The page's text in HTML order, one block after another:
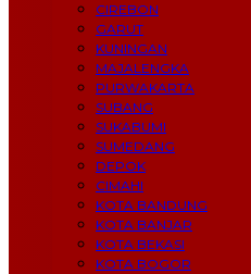
CIREBON
GARUT
KUNINGAN
MAJALENGKA
PURWAKARTA
SUBANG
SUKABUMI
SUMEDANG
DEPOK
CIMAHI
KOTA BANDUNG
KOTA BANJAR
KOTA BEKASI
KOTA BOGOR